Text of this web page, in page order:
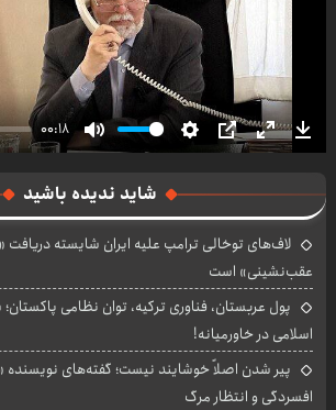
00:18
Mute Settings
PIP Enter
شاید ندیده باشید
لاف‌های توخالی ترامپ علیه ایران شایسته دریافت
عقب‌نشینی» است
پول عربستان، فناوری ترکیه، توان نظامی
اسلامی در خاورمیانه!
پیر شدن اصلاً خوشایند نیست؛ گفته‌های نویسنده
افسردگی و انتظار مرگ